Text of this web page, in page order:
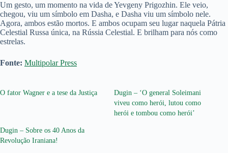
Um gesto, um momento na vida de Yevgeny Prigozhin. Ele veio,
chegou, viu um símbolo em Dasha, e Dasha viu um símbolo nele.
Agora, ambos estão mortos. E ambos ocupam seu lugar naquela Pátria
Celestial Russa única, na Rússia Celestial. E brilham para nós como
estrelas.
Fonte: Multipolar Press
O fator Wagner e a tese da Justiça
Dugin – ‘O general Soleimani
viveu como herói, lutou como
herói e tombou como herói’
Dugin – Sobre os 40 Anos da
Revolução Iraniana!